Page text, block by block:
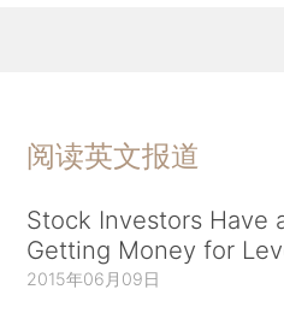
阅读英文报道
Stock Investors Have
Getting Money for
2015年06月09日